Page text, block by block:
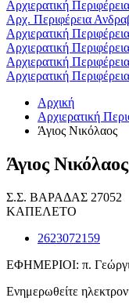
Αρχιερατική
Αρχ. Περιφέρεια
Αρχιερατική
Αρχιερατική
Αρχιερατική
Αρχιερατική
Αρχική
Αρχιερατική
Άγιος Νικόλαος
Άγιος Νικόλαος
Σ.Σ. ΒΑΡΑΔΑΣ 27052
ΚΑΠΕΛΕΤΟ
2623072159
ΕΦΗΜΕΡΙΟΙ: π.
Ενημερωθείτε